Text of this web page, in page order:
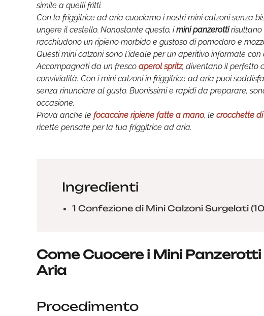
simile a quelli fritti.
Con la friggitrice ad aria cuociamo i nostri mini calzoni senza
ungere il cestello. Nonostante questo, imini panzerottirisultano
racchiudono un ripieno morbido e gustoso di pomodoro e
Questi mini calzoni sono l'ideale per un aperitivo informale
Accompagnati da un fresco aperol spritz, diventano il perfetto
convivialità. Con i mini calzoni in friggitrice ad aria puoi
senza rinunciare al gusto. Buonissimi e rapidi da preparare,
occasione.
Prova anche le focaccine ripiene fatte a mano, le crocchette
ricette pensate per la tua friggitrice ad aria.
Ingredienti
1 Confezione di Mini Calzoni Surgelati
Come Cuocere i Mini
Aria
Procedimento